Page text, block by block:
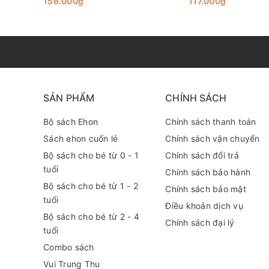
để tìm ra sự hiện diện của người quan trọng nhất.
ai chịu thua ai, đều có cái lý riêng của mình và nghe
sách đem lại là gì?
Có thể nói rằng, cuốn sách không chỉ giúp trẻ nâng
trang sách, không phải chỉ là những câu chuyện
trang lớn theo suốt chặng đường đời.
“Chúng ta không thể sống theo từng cá thể đơn độc.
là thông điệp đầy tính nhân văn mà cuốn sách này
Xuyên suốt câu chuyện về hình nào là hình đẹp nhất
của riêng mình. Vì thế con hãy học cách tôn trọng
SẢN PHẨM
Bộ sách Ehon
Sách ehon cuốn lẻ
Bộ sách cho bé từ 0 - 1
tuổi
Bộ sách cho bé từ 1 - 2
tuổi
Bộ sách cho bé từ 2 - 4
tuổi
Combo sách
Vui Trung Thu
CHÍNH SÁCH
Chính sách thanh toán
Chính sách vận chuyển
Chính sách đổi trả
Chính sách bảo hành
Chính sách bảo mật
Điều khoản dịch vụ
Chính sách đại lý